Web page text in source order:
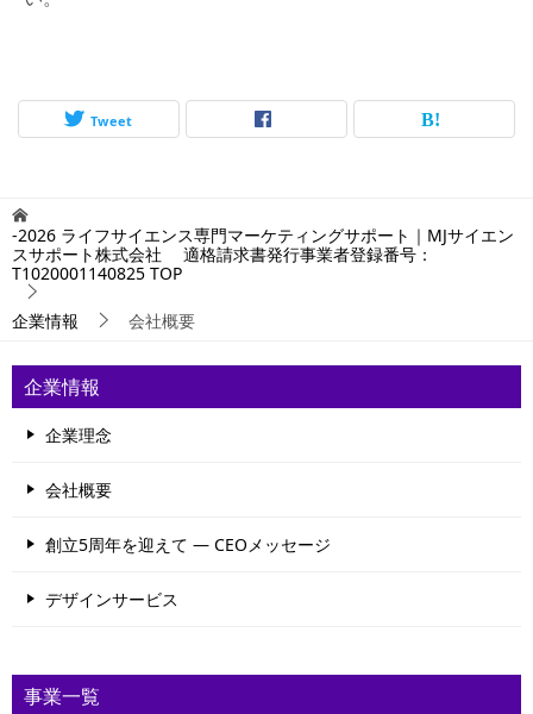
Tweet
-2026 ライフサイエンス専門マーケティングサポート｜MJサイエン
スサポート株式会社 適格請求書発行事業者登録番号：
T1020001140825 TOP
企業情報 会社概要
企業情報
企業理念
会社概要
創立5周年を迎えて ― CEOメッセージ
デザインサービス
事業一覧